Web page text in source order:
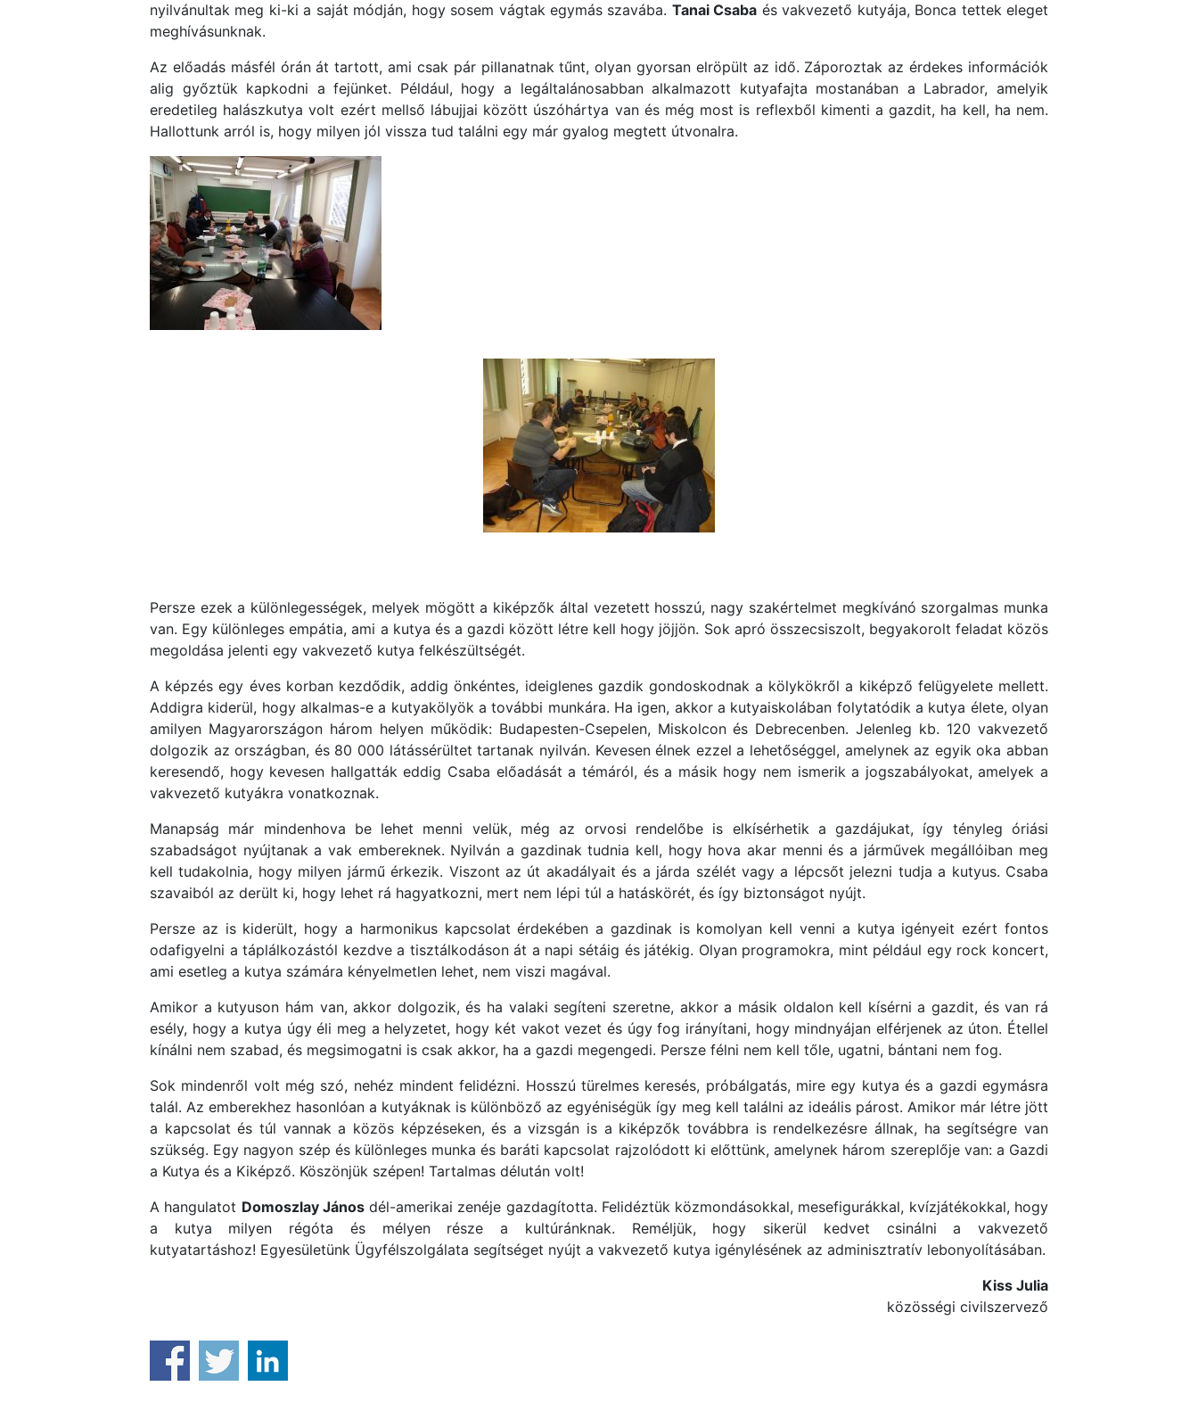
nyilvánultak meg ki-ki a saját módján, hogy sosem vágtak egymás szavába. Tanai Csaba és vakvezető kutyája, Bonca tettek eleget
meghívásunknak.
Az előadás másfél órán át tartott, ami csak pár pillanatnak tűnt, olyan gyorsan elröpült az idő. Záporoztak az érdekes információk
alig győztük kapkodni a fejünket. Például, hogy a legáltalánosabban alkalmazott kutyafajta mostanában a Labrador, amelyik
eredetileg halászkutya volt ezért mellső lábujjai között úszóhártya van és még most is reflexből kimenti a gazdit, ha kell, ha nem.
Hallottunk arról is, hogy milyen jól vissza tud találni egy már gyalog megtett útvonalra.
Persze ezek a különlegességek, melyek mögött a kiképzők által vezetett hosszú, nagy szakértelmet megkívánó szorgalmas munka
van. Egy különleges empátia, ami a kutya és a gazdi között létre kell hogy jöjjön. Sok apró összecsiszolt, begyakorolt feladat közös
megoldása jelenti egy vakvezető kutya felkészültségét.
A képzés egy éves korban kezdődik, addig önkéntes, ideiglenes gazdik gondoskodnak a kölykökről a kiképző felügyelete mellett.
Addigra kiderül, hogy alkalmas-e a kutyakölyök a további munkára. Ha igen, akkor a kutyaiskolában folytatódik a kutya élete, olyan
amilyen Magyarországon három helyen működik: Budapesten-Csepelen, Miskolcon és Debrecenben. Jelenleg kb. 120 vakvezető
dolgozik az országban, és 80 000 látássérültet tartanak nyilván. Kevesen élnek ezzel a lehetőséggel, amelynek az egyik oka abban
keresendő, hogy kevesen hallgatták eddig Csaba előadását a témáról, és a másik hogy nem ismerik a jogszabályokat, amelyek a
vakvezető kutyákra vonatkoznak.
Manapság már mindenhova be lehet menni velük, még az orvosi rendelőbe is elkísérhetik a gazdájukat, így tényleg óriási
szabadságot nyújtanak a vak embereknek. Nyilván a gazdinak tudnia kell, hogy hova akar menni és a járművek megállóiban meg
kell tudakolnia, hogy milyen jármű érkezik. Viszont az út akadályait és a járda szélét vagy a lépcsőt jelezni tudja a kutyus. Csaba
szavaiból az derült ki, hogy lehet rá hagyatkozni, mert nem lépi túl a hatáskörét, és így biztonságot nyújt.
Persze az is kiderült, hogy a harmonikus kapcsolat érdekében a gazdinak is komolyan kell venni a kutya igényeit ezért fontos
odafigyelni a táplálkozástól kezdve a tisztálkodáson át a napi sétáig és játékig. Olyan programokra, mint például egy rock koncert,
ami esetleg a kutya számára kényelmetlen lehet, nem viszi magával.
Amikor a kutyuson hám van, akkor dolgozik, és ha valaki segíteni szeretne, akkor a másik oldalon kell kísérni a gazdit, és van rá
esély, hogy a kutya úgy éli meg a helyzetet, hogy két vakot vezet és úgy fog irányítani, hogy mindnyájan elférjenek az úton. Étellel
kínálni nem szabad, és megsimogatni is csak akkor, ha a gazdi megengedi. Persze félni nem kell tőle, ugatni, bántani nem fog.
Sok mindenről volt még szó, nehéz mindent felidézni. Hosszú türelmes keresés, próbálgatás, mire egy kutya és a gazdi egymásra
talál. Az emberekhez hasonlóan a kutyáknak is különböző az egyéniségük így meg kell találni az ideális párost. Amikor már létre jött
a kapcsolat és túl vannak a közös képzéseken, és a vizsgán is a kiképzők továbbra is rendelkezésre állnak, ha segítségre van
szükség. Egy nagyon szép és különleges munka és baráti kapcsolat rajzolódott ki előttünk, amelynek három szereplője van: a Gazdi
a Kutya és a Kiképző. Köszönjük szépen! Tartalmas délután volt!
A hangulatot Domoszlay Jánosdél-amerikai zenéje gazdagította. Felidéztük közmondásokkal, mesefigurákkal, kvízjátékokkal, hogy
a kutya milyen régóta és mélyen része a kultúránknak. Reméljük, hogy sikerül kedvet csinálni a vakvezető
kutyatartáshoz! Egyesületünk Ügyfélszolgálata segítséget nyújt a vakvezető kutya igénylésének az adminisztratív lebonyolításában.
Kiss Julia
közösségi civilszervező